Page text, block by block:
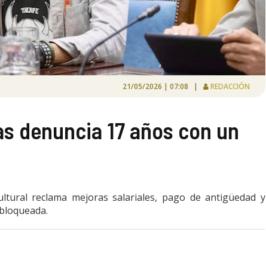
21/05/2026 | 07:08 | REDACCIÓN
denuncia 17 años con un
reclama mejoras salariales, pago de antigüedad y